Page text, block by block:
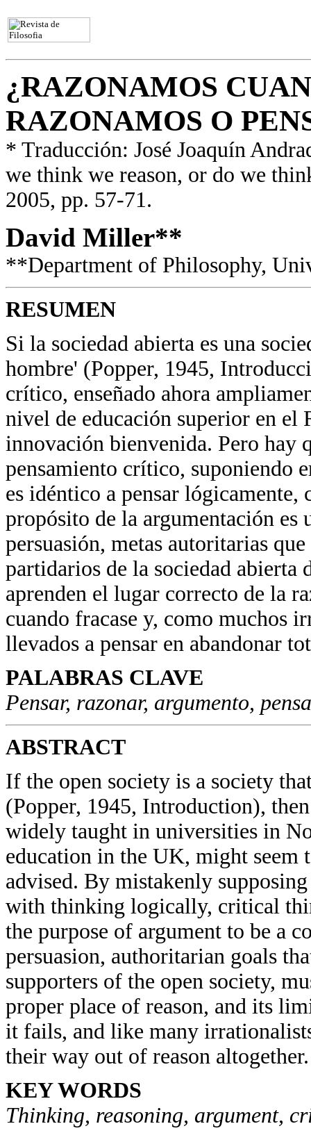
¿RAZONAMOS
RAZONAMOS O
* Traducción: José Joaquín
we think we reason, or do we
2005, pp. 57-71.
David Miller**
**Department of Philosophy,
RESUMEN
Si la sociedad abierta es una
hombre' (Popper, 1945,
crítico, enseñado ahora
nivel de educación superior en el
innovación bienvenida. Pero hay
pensamiento crítico, suponiendo
es idéntico a pensar
propósito de la argumentación
persuasión, metas autoritarias
partidarios de la sociedad abierta
aprenden el lugar correcto de la
cuando fracase y, como muchos
llevados a pensar en abandonar
PALABRAS CLAVE
Pensar, razonar, argumento,
ABSTRACT
If the open society is a society
(Popper, 1945, Introduction),
widely taught in universities in
education in the UK, might seem
advised. By mistakenly
with thinking logically, critical
the purpose of argument to be a
persuasion, authoritarian goals
supporters of the open society,
proper place of reason, and its
it fails, and like many
their way out of reason altogether.
KEY WORDS
Thinking, reasoning, argument,